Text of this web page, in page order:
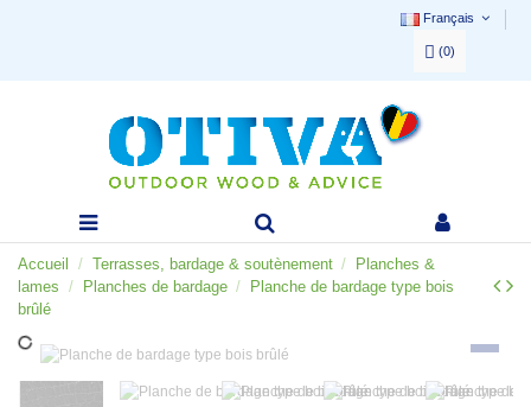
Français
(0)
Accueil Terrasses, bardage & soutènement
Planches &
lames
Planches de bardage
Planche de bardage type bois
brûlé